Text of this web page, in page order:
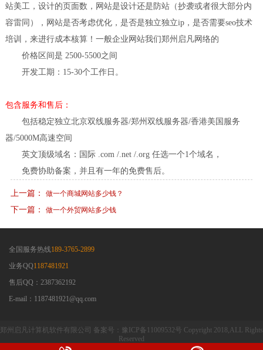
站美工，设计的页面数，网站是设计还是防站（抄袭或者很大部分内
容雷同），网站是否考虑优化，是否是独立独立ip，是否需要seo技术
培训，来进行成本核算！一般企业网站我们郑州启凡网络的
价格区间是 2500-5500之间
开发工期：15-30个工作日。
包含服务和售后：
包括稳定独立北京双线服务器/郑州双线服务器/香港美国服务
器/5000M高速空间
英文顶级域名：国际 .com /.net /.org 任选一个1个域名，
免费协助备案，并且有一年的免费售后。
上一篇： 做一个商城网站多少钱？
下一篇： 做一个外贸网站多少钱
全国服务热线189-3765-2899
业务QQ1187481921
售后QQ：2387362192
E-mail：1187481921@qq.com
郑州启凡计算机软件有限公司 备案号：豫ICP备11009532号 Copyright 2018,ALL Rights
Reserved